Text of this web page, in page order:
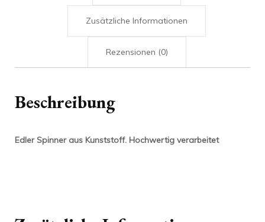
Zusätzliche Informationen
Rezensionen (0)
Beschreibung
Edler Spinner aus Kunststoff. Hochwertig verarbeitet